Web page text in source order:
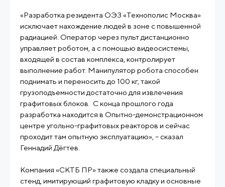
«Разработка резидента ОЭЗ «Технополис Москва»
исключает нахождение людей в зоне с повышенной
радиацией. Оператор через пульт дистанционно
управляет роботом, а с помощью видеосистемы,
входящей в состав комплекса, контролирует
выполнение работ. Манипулятор робота способен
поднимать и переносить до 100 кг, такой
грузоподъемности достаточно для извлечения
графитовых блоков. С конца прошлого года
разработка находится в Опытно-демонстрационном
центре угольно-графитовых реакторов и сейчас
проходит там опытную эксплуатацию», – сказал
Геннадий Дёгтев.
Компания «СКТБ ПР» также создала специальный
стенд, имитирующий графитовую кладку и основные